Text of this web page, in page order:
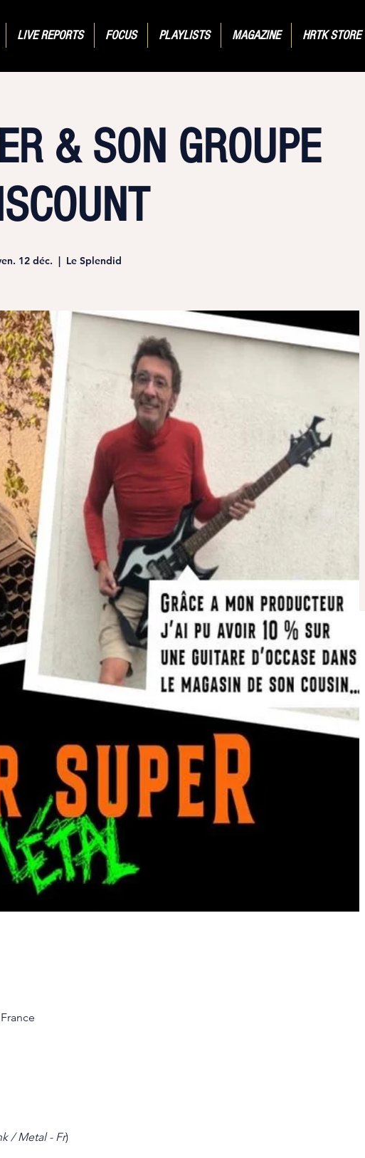
LIVE REPORTS FOCUS PLAYLISTS MAGAZINE HRTK STORE
& SON GROUPE
12 déc.
  |
Le Splendid
/ Metal - Fr)